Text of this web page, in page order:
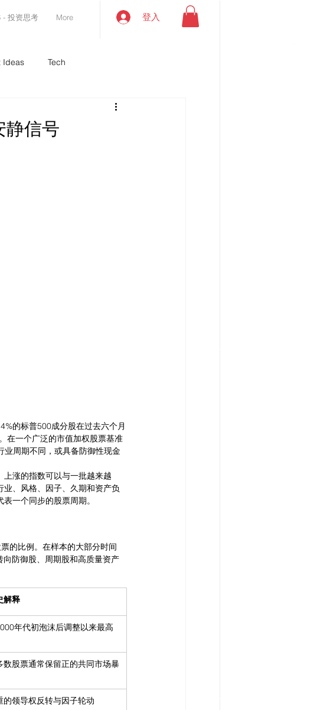
- 投资思考 More 登入
Ideas Tech
静信号
的标普500成分股在过去六个月
在一个广泛的市值加权股票基准
周期不同，或具备防御性现金
涨的指数可以与一批越来越
、风格、因子、久期和资产负
一个同步的股票周期。
的比例。在样本的大部分时间
防御股、周期股和高质量资产
解释
年代初泡沫后调整以来最高
数股票通常保留正的共同市场暴
的领导权反转与因子轮动